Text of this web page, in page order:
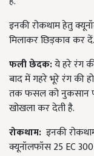
इनकी रोकथाम हेतु
मिलाकर छिड़काव कर दें.
फली छेदक:ये हरे रंग
बाद में गहरे भूरे रंग
तक फसल को नुकसान
खोखला कर देती है.
रोकथाम: इनकी
क्यूनॉलफॉस 25 EC 300